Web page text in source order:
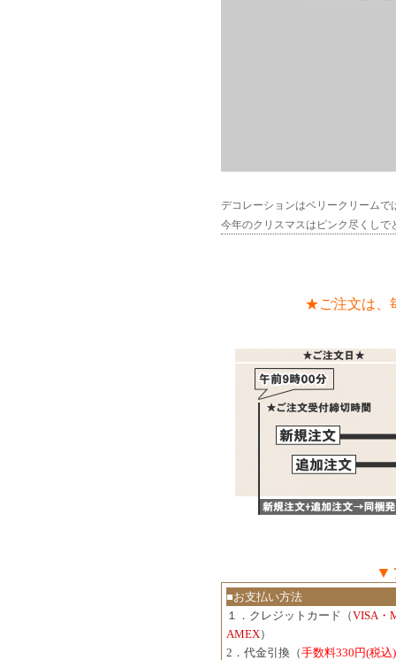
デコレーションはベリークリームで
今年のクリスマスはピンク尽くしで
★ご注文は、
▼
■お支払い方法
１．クレジットカード（VISA・
AMEX）
2．代金引換（手数料330円(税込)